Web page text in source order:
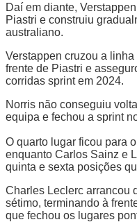
Daí em diante,
Piastri e construiu
australiano.
Verstappen cruzou a
frente de Piastri e
corridas sprint em 2024.
Norris não conseguiu
equipa e fechou a sprint
O quarto lugar ficou para
enquanto Carlos Sainz e
quinta e sexta posições
Charles Leclerc arrancou
sétimo, terminando à
que fechou os lugares